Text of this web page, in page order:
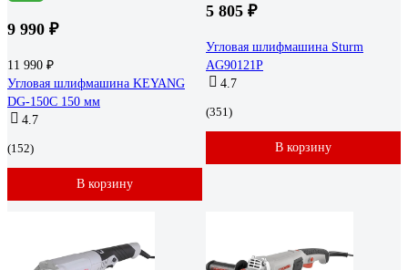
9 990 ₽
11 990 ₽
Угловая шлифмашина KEYANG
DG-150C 150 мм
4.7
(152)
В корзину
5 805 ₽
Угловая шлифмашина Sturm
AG90121P
4.7
(351)
В корзину